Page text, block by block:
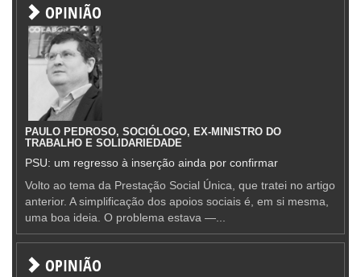
OPINIÃO
PAULO PEDROSO, SOCIÓLOGO, EX-MINISTRO DO
TRABALHO E SOLIDARIEDADE
PSU: um regresso à inserção ainda por confirmar
Volto ao tema da Prestação Social Única, que tratei no artigo
anterior. A simplificação dos apoios sociais é, em si mesma,
uma boa ideia. O problema estava —...
OPINIÃO